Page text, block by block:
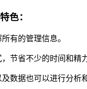
色：
有的管理信息。
节省不少的时间和精力
数据也可以进行分析